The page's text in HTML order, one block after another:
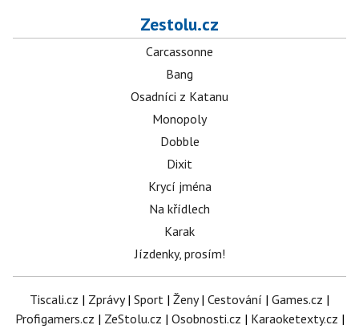
Zestolu.cz
Carcassonne
Bang
Osadníci z Katanu
Monopoly
Dobble
Dixit
Krycí jména
Na křídlech
Karak
Jízdenky, prosím!
Tiscali.cz | Zprávy| Sport | Ženy| Cestování | Games.cz |
Profigamers.cz | ZeStolu.cz | Osobnosti.cz | Karaoketexty.cz |